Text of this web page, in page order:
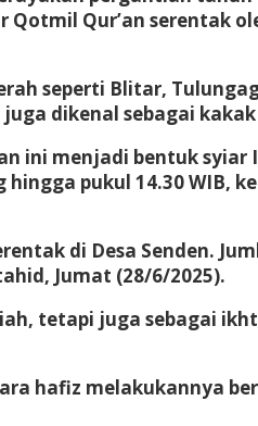
Qur’an serentak
seperti Blitar,
dikenal sebagai
ini menjadi bentuk
pukul 14.30 WIB,
di Desa Senden.
Jumat (28/6/2025).
tetapi juga sebagai
hafiz melakukannya